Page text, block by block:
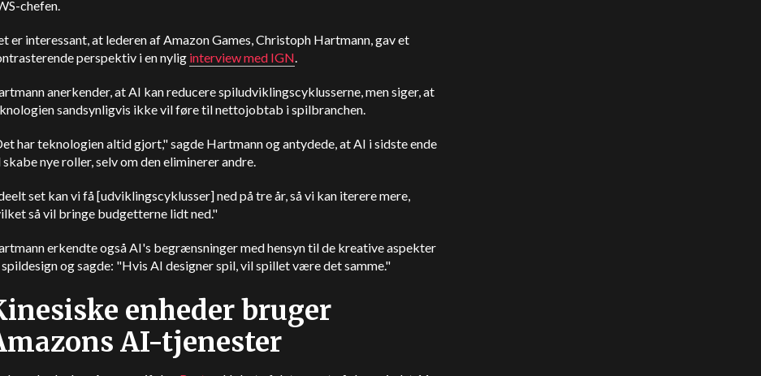
chefen.
er interessant, at lederen af Amazon Games, Christoph Hartmann,gav et
perspektiv i en nylig interview med IGN.
anerkender, at AI kan reducere spiludviklingscyklusserne, men siger, at
sandsynligvis ikke vil føre til nettojobtab i spilbranchen.
har teknologien altid gjort," sagde Hartmann og antydede, at AI i sidste ende
skabe nye roller, selv om den eliminerer andre.
set kan vi få [udviklingscyklusser] ned på tre år, så vi kan iterere mere,
så vil bringe budgetterne lidt ned."
erkendte også AI's begrænsninger med hensyn til de kreative aspekter
og sagde: "Hvis AI designer spil, vil spillet være det samme."
enheder bruger
AI-tjenester